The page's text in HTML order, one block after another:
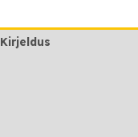
Kirjeldus